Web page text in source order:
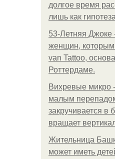
долгое время
лишь как
53-Летняя Джоке
женщин,
van Tattoo,
Роттердаме.
Вихревые микро
малым
закручивается в
вращает
Жительница
может иметь